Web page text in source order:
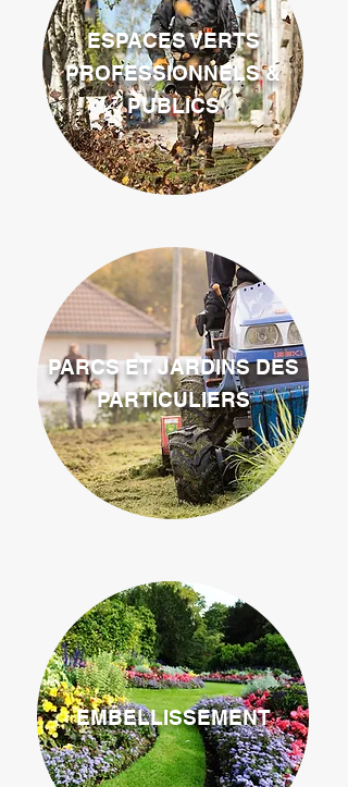
ESPACES VERTS
PROFESSIONNELS &
PUBLICS
PARCS ET JARDINS DES
PARTICULIERS
EMBELLISSEMENT